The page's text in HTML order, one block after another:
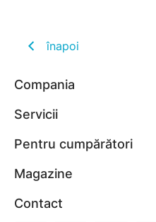
înapoi
Compania
Servicii
Pentru cumpărători
Magazine
Contact